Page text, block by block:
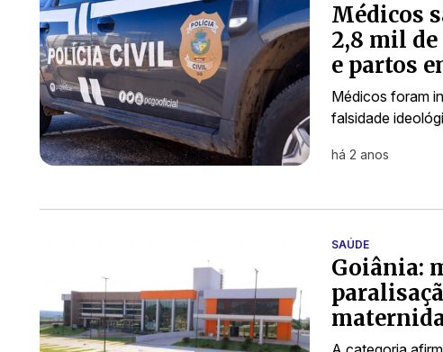
Médicos
2,8 mil
e partos
Médicos foram
falsidade
há 2 anos
SAÚDE
Goiânia: